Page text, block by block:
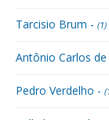
Tarcisio Brum -
Antônio Carlos
Pedro Verdelho -